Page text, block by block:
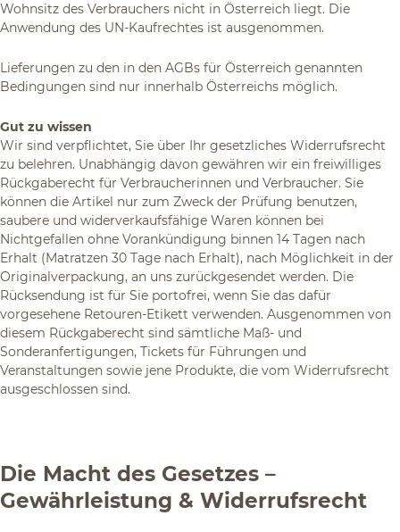
Wohnsitz des Verbrauchers nicht in Österreich liegt. Die
Anwendung des UN-Kaufrechtes ist ausgenommen.
Lieferungen zu den in den AGBs für Österreich genannten
Bedingungen sind nur innerhalb Österreichs möglich.
Gut zu wissen
Wir sind verpflichtet, Sie über Ihr gesetzliches Widerrufsrecht
zu belehren. Unabhängig davon gewähren wir ein freiwilliges
Rückgaberecht für Verbraucherinnen und Verbraucher. Sie
können die Artikel nur zum Zweck der Prüfung benutzen,
saubere und widerverkaufsfähige Waren können bei
Nichtgefallen ohne Vorankündigung binnen 14 Tagen nach
Erhalt (Matratzen 30 Tage nach Erhalt), nach Möglichkeit in der
Originalverpackung, an uns zurückgesendet werden. Die
Rücksendung ist für Sie portofrei, wenn Sie das dafür
vorgesehene Retouren-Etikett verwenden. Ausgenommen von
diesem Rückgaberecht sind sämtliche Maß- und
Sonderanfertigungen, Tickets für Führungen und
Veranstaltungen sowie jene Produkte, die vom Widerrufsrecht
ausgeschlossen sind.
Die Macht des Gesetzes –
Gewährleistung & Widerrufsrecht